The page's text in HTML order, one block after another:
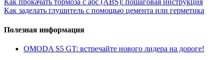
Как прокачать тормоза с абс (ABS): пошаговая инструкция
Как заделать глушитель с помощью цемента или герметика
Полезная информация
OMODA S5 GT: встречайте нового лидера на дороге!